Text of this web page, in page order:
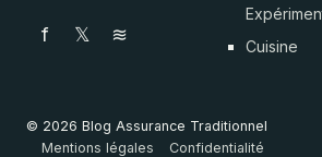
f 𝕏 ≋
Cuisine
© 2026 Blog Assurance Traditionnel
Mentions légales
Confidentialité